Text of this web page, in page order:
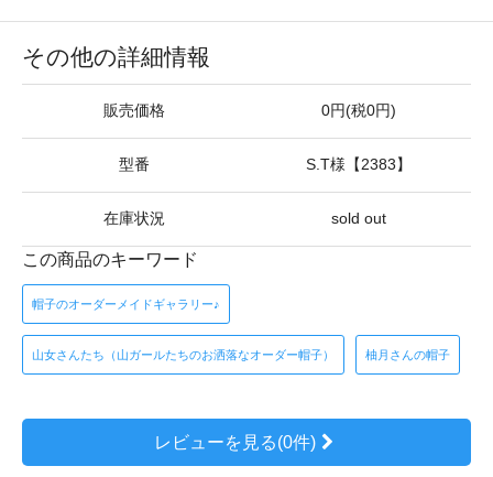
その他の詳細情報
販売価格 0円(税0円)
型番 S.T様【2383】
在庫状況 sold out
この商品のキーワード
帽子のオーダーメイドギャラリー♪
山女さんたち（山ガールたちのお洒落なオーダー帽子） 柚月さんの帽子
レビューを見る(0件)